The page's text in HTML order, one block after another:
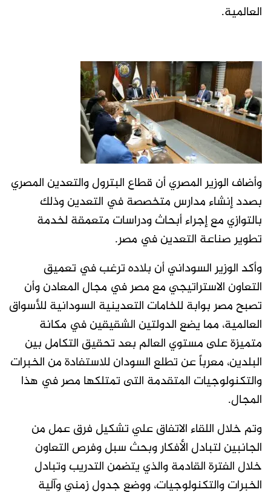
العالمية.
وأضاف الوزير المصري أن قطاع البترول والتعدين المصري
بصدد إنشاء مدارس متخصصة في التعدين وذلك
بالتوازي مع إجراء أبحاث ودراسات متعمقة لخدمة
تطوير صناعة التعدين في مصر.
وأكد الوزير السوداني أن بلاده ترغب في تعميق
التعاون الاستراتيجي مع مصر في مجال المعادن وأن
تصبح مصر بوابة للخامات التعدينية السودانية للأسواق
العالمية، مما يضع الدولتين الشقيقين في مكانة
متميزة على مستوي العالم بعد تحقيق التكامل بين
البلدين، معرباً عن تطلع السودان للاستفادة من الخبرات
والتكنولوجيات المتقدمة التى تمتلكها مصر في هذا
المجال.
وتم خلال اللقاء الاتفاق علي تشكيل فرق عمل من
الجانبين لتبادل الأفكار وبحث سبل وفرص التعاون
خلال الفترة القادمة والذي يتضمن التدريب وتبادل
الخبرات والتكنولوجيات، ووضع جدول زمني وآلية